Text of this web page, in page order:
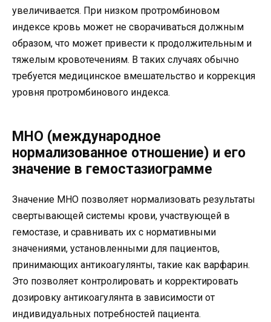
увеличивается. При низком протромбиновом
индексе кровь может не сворачиваться должным
образом, что может привести к продолжительным и
тяжелым кровотечениям. В таких случаях обычно
требуется медицинское вмешательство и коррекция
уровня протромбинового индекса.
МНО (международное
нормализованное отношение) и его
значение в гемостазиограмме
Значение МНО позволяет нормализовать результаты
свертывающей системы крови, участвующей в
гемостазе, и сравнивать их с нормативными
значениями, установленными для пациентов,
принимающих антикоагулянты, такие как варфарин.
Это позволяет контролировать и корректировать
дозировку антикоагулянта в зависимости от
индивидуальных потребностей пациента.